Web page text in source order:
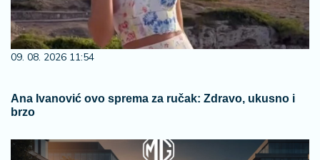
09. 08. 2026 11:54
Ana Ivanović ovo sprema za ručak: Zdravo, ukusno i
brzo